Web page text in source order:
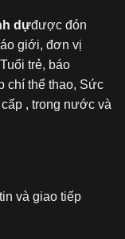
dựđược đón
giới, đơn vị
trẻ, báo
chí thể thao, Sức
, trong nước và
và giao tiếp